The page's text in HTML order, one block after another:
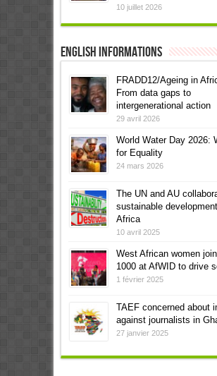
10 juillet 2026
English informations
FRADD12/Ageing in
From data gaps to
intergenerational action
29 avril 2026
World Water Day 2026:
for Equality
24 mars 2026
The UN and AU
sustainable
Africa
10 avril 2025
West African women
1000 at AfWID to drive
1 février 2025
TAEF concerned about
against journalists in
27 janvier 2025